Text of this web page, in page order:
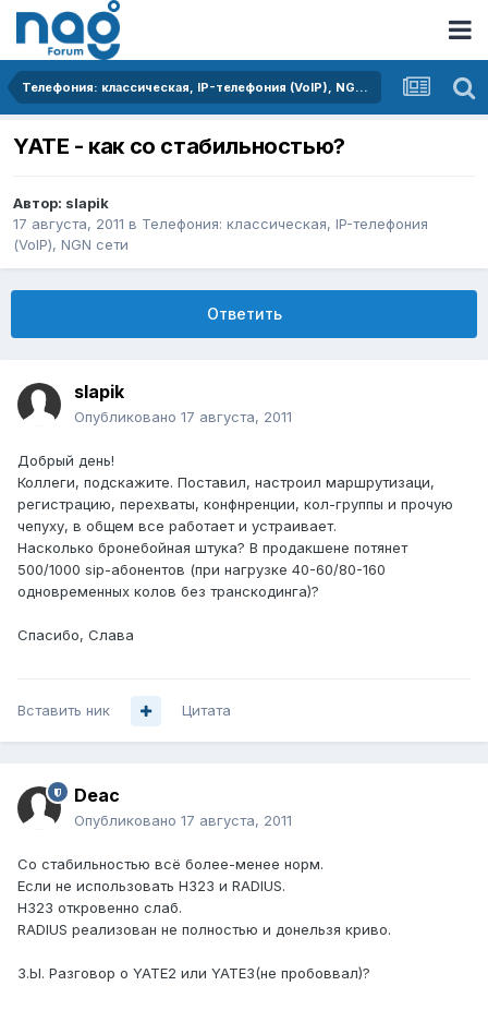
Телефония: классическая, IP-телефония (VoIP), NGN сети
YATE - как со стабильностью?
Автор: slapik
17 августа, 2011 в Телефония: классическая, IP-телефония
(VoIP), NGN сети
Ответить
slapik
Опубликовано 17 августа, 2011
Добрый день!
Коллеги, подскажите. Поставил, настроил маршрутизаци,
регистрацию, перехваты, конфнренции, кол-группы и прочую
чепуху, в общем все работает и устраивает.
Насколько бронебойная штука? В продакшене потянет
500/1000 sip-абонентов (при нагрузке 40-60/80-160
одновременных колов без транскодинга)?
Спасибо, Слава
Вставить ник Цитата
Deac
Опубликовано 17 августа, 2011
Со стабильностью всё более-менее норм.
Если не использовать H323 и RADIUS.
H323 откровенно слаб.
RADIUS реализован не полностью и донельзя криво.
З.Ы. Разговор о YATE2 или YATE3(не пробоввал)?